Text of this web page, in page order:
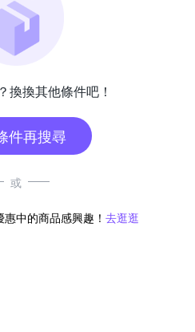
換換其他條件吧！
件再搜尋
或
中的商品感興趣！ 去逛逛